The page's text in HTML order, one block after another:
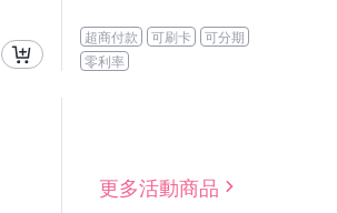
超商付款 可刷卡
可分期
零利率
更多活動商品